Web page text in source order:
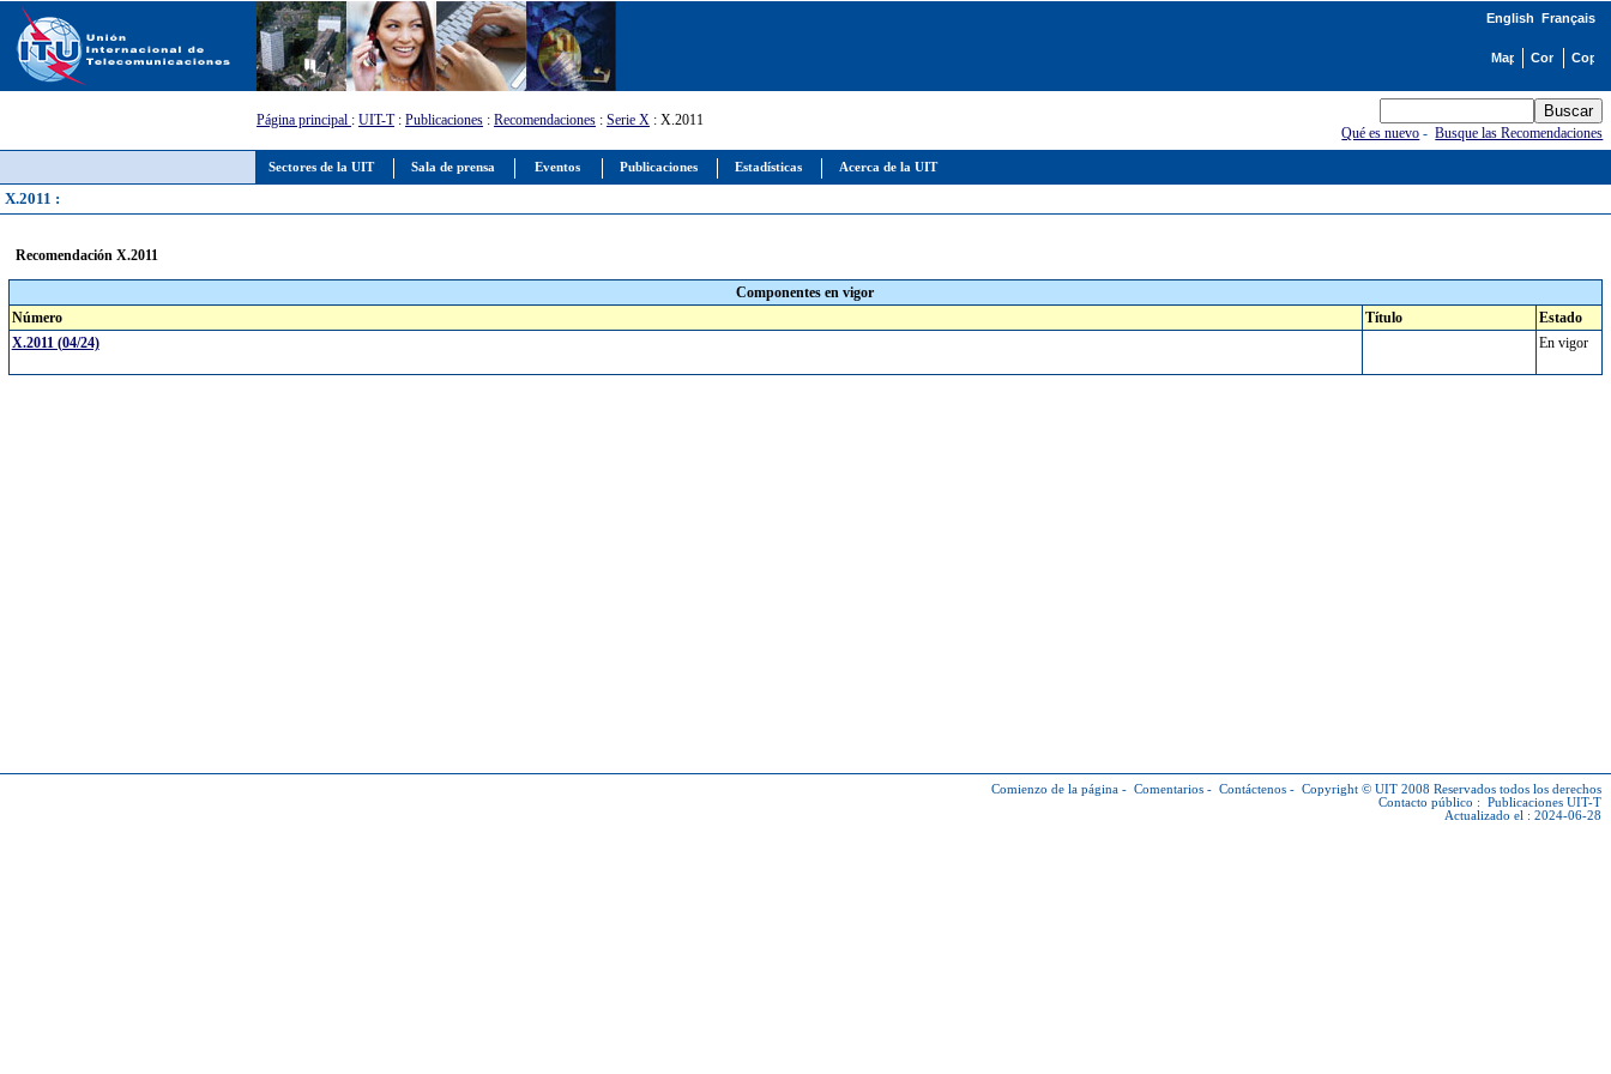
Sectores de la UIT Sala de prensa Eventos Publicaciones Estadísticas Acerca de la UIT
English Français
Página principal : UIT-T: Publicaciones : Recomendaciones : Serie X : X.2011
Qué es nuevo -Busque las Recomendaciones
X.2011 :
Recomendación X.2011
Componentes en vigor
Número
Título
Estado
X.2011 (04/24)
En vigor
Comienzo de la página - Comentarios - Contáctenos - Copyright © UIT 2008 Reservados todos los derechos
Contacto público : Publicaciones UIT-T
Actualizado el : 2024-06-28